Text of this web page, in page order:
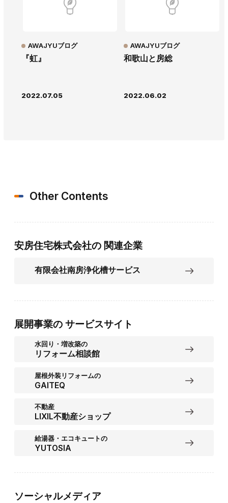
『虹』
AWAJYUブログ
2022.07.05
和歌山と房総
AWAJYUブログ
2022.06.02
Other Contents
安房住宅株式会社の 関連企業
有限会社南房浄化槽サービス
展開事業の サービスサイト
水回り・増改築の
リフォーム相談館
屋根外装リフォームの
GAITEQ
不動産
LIXIL不動産ショップ
給湯器・エコキュートの
YUTOSIA
ソーシャルメディア